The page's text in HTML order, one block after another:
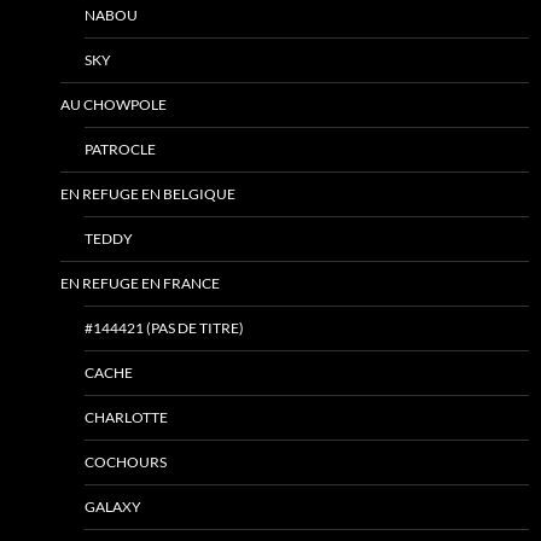
NABOU
SKY
AU CHOWPOLE
PATROCLE
EN REFUGE EN BELGIQUE
TEDDY
EN REFUGE EN FRANCE
#144421 (PAS DE TITRE)
CACHE
CHARLOTTE
COCHOURS
GALAXY